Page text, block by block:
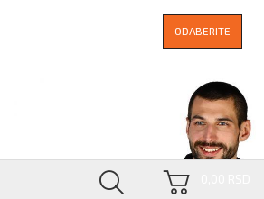
ODABERITE